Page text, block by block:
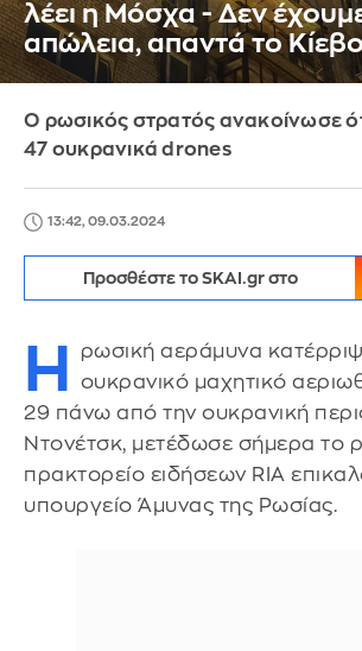
λέει η Μόσχα - Δεν
απώλεια, απαντά το Κίεβο
Ο ρωσικός στρατός ανακοίνωσε
47 ουκρανικά drones
13:42, 09.03.2024
Προσθέστε το SKAI.gr στο
Η
ρωσική αεράμυνα
ουκρανικό μαχητικό
29 πάνω από την ουκρανική
Ντονέτσκ, μετέδωσε σήμερα το
πρακτορείο ειδήσεων RIA
υπουργείο Άμυνας της Ρωσίας.